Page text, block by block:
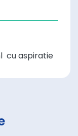
cu aspiratie